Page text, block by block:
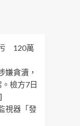
120萬
嫌貪瀆，
檢方7日
視器「發